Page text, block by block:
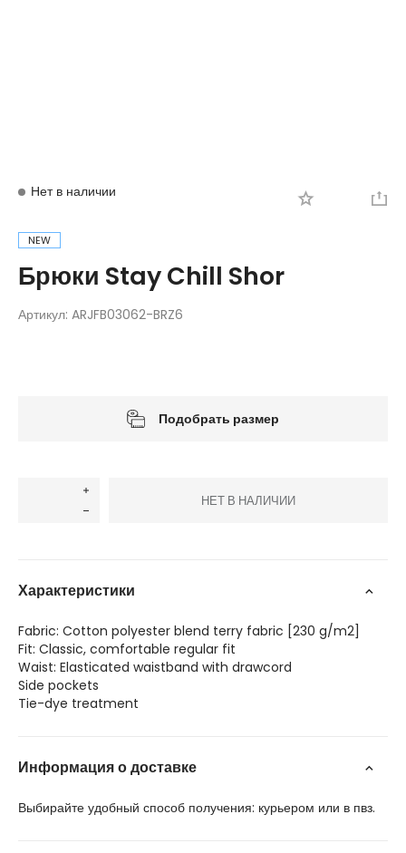
Нет в наличии
NEW
Брюки Stay Chill Shor
Артикул: ARJFB03062-BRZ6
Подобрать размер
НЕТ В НАЛИЧИИ
Характеристики
Fabric: Cotton polyester blend terry fabric [230 g/m2]
Fit: Classic, comfortable regular fit
Waist: Elasticated waistband with drawcord
Side pockets
Tie-dye treatment
Информация о доставке
Выбирайте удобный способ получения: курьером или в пвз.